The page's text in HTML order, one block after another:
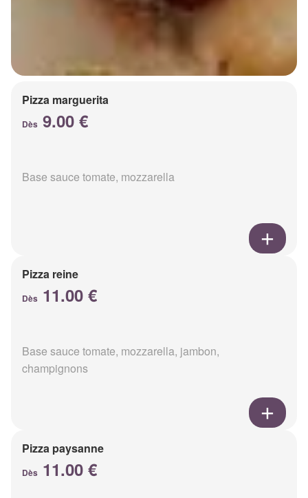
Pizza marguerita
Dès 9.00 €
Base sauce tomate, mozzarella
Pizza reine
Dès 11.00 €
Base sauce tomate, mozzarella, jambon,
champignons
Pizza paysanne
Dès 11.00 €